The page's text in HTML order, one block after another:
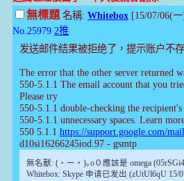
無標題名稱: Whitebox [15/07/06(
No.25979 2推
发送邮件结果被拒绝了，提示账户不
The error that the other server returned
550-5.1.1 The email account that you
Please try
550-5.1.1 double-checking the
550-5.1.1 unnecessary spaces. Learn
550 5.1.1 https://support.google.com/
d10si16266245iod.97 - gsmtp
無名獸: (・ー・)｡o０應該是 omega
Whitebox: Skype 申请已发出 (zUtUl6qU 15/